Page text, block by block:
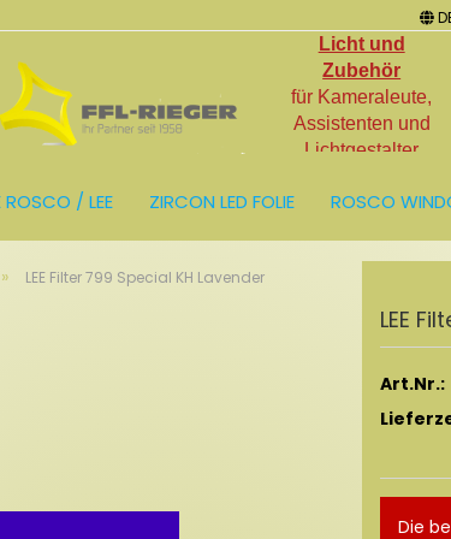
Licht und
Zubehör
für Kameraleute,
Assistenten und
Lichtgestalter
ROSCO / LEE ZIRCON LED FOLIE ROSCO
» LEE Filter 799 Special KH Lavender
LEE
Art.Nr.:
Die